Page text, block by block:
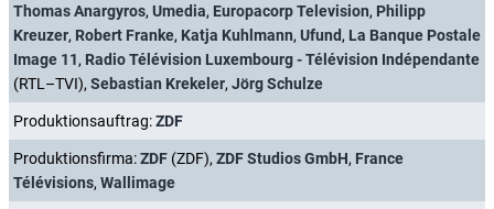
Thomas Anargyros, Umedia, Europacorp Television, Philipp
Kreuzer, Robert Franke, Katja Kuhlmann, Ufund, La Banque Postale
Image 11, Radio Télévision Luxembourg - Télévision Indépendante
(RTL–TVI), Sebastian Krekeler, Jörg Schulze
Produktionsauftrag:ZDF
Produktionsfirma:ZDF (ZDF), ZDF Studios GmbH, France
Télévisions, Wallimage